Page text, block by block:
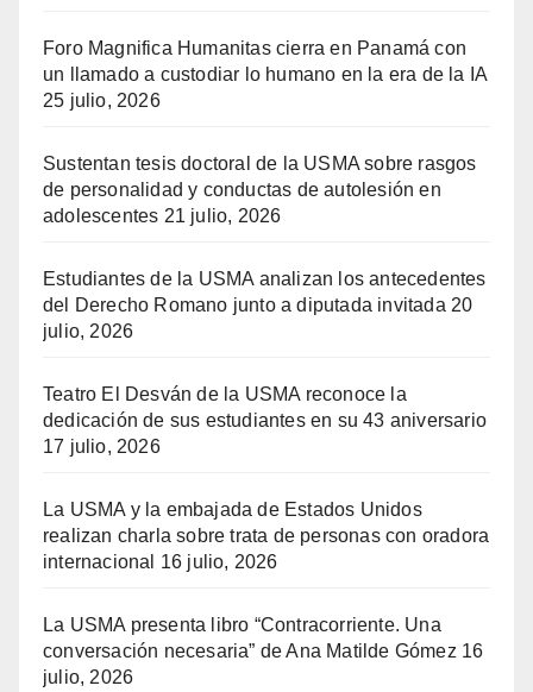
Foro Magnifica Humanitas cierra en Panamá con
un llamado a custodiar lo humano en la era de la IA
25 julio, 2026
Sustentan tesis doctoral de la USMA sobre rasgos
de personalidad y conductas de autolesión en
adolescentes 21 julio, 2026
Estudiantes de la USMA analizan los antecedentes
del Derecho Romano junto a diputada invitada 20
julio, 2026
Teatro El Desván de la USMA reconoce la
dedicación de sus estudiantes en su 43 aniversario
17 julio, 2026
La USMA y la embajada de Estados Unidos
realizan charla sobre trata de personas con oradora
internacional
16 julio, 2026
La USMA presenta libro “Contracorriente. Una
conversación necesaria” de Ana Matilde Gómez 16
julio, 2026